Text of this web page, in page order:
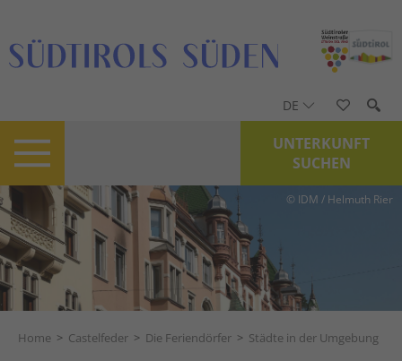
DE
UNTERKUNFT
SUCHEN
© IDM / Helmuth Rier
Home > Castelfeder > Die Feriendörfer > Städte in der Umgebung